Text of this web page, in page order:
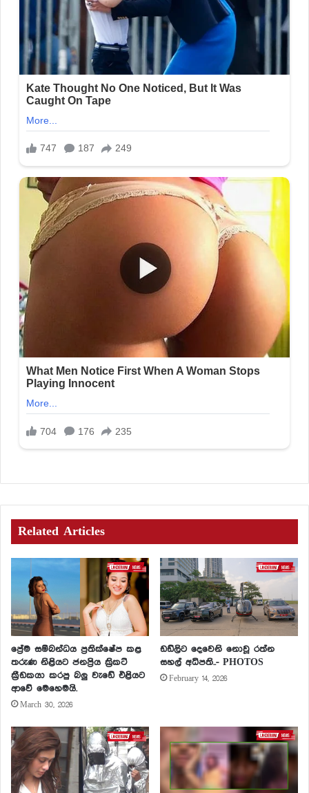
Related Articles
ප්‍රේම සම්බන්ධය ප්‍රතික්ෂේප කළ
තරුණ නිළියට ජනප්‍රිය ක්‍රිකට්
ක්‍රීඩකයා කරපු බලු වැඩේ එළියට
ආවේ මෙහෙමයි.
March 30, 2026
ඩඩ්ලිට දෙවෙනි නොවූ රත්න
සහල් අධිපති..- PHOTOS
February 14, 2026